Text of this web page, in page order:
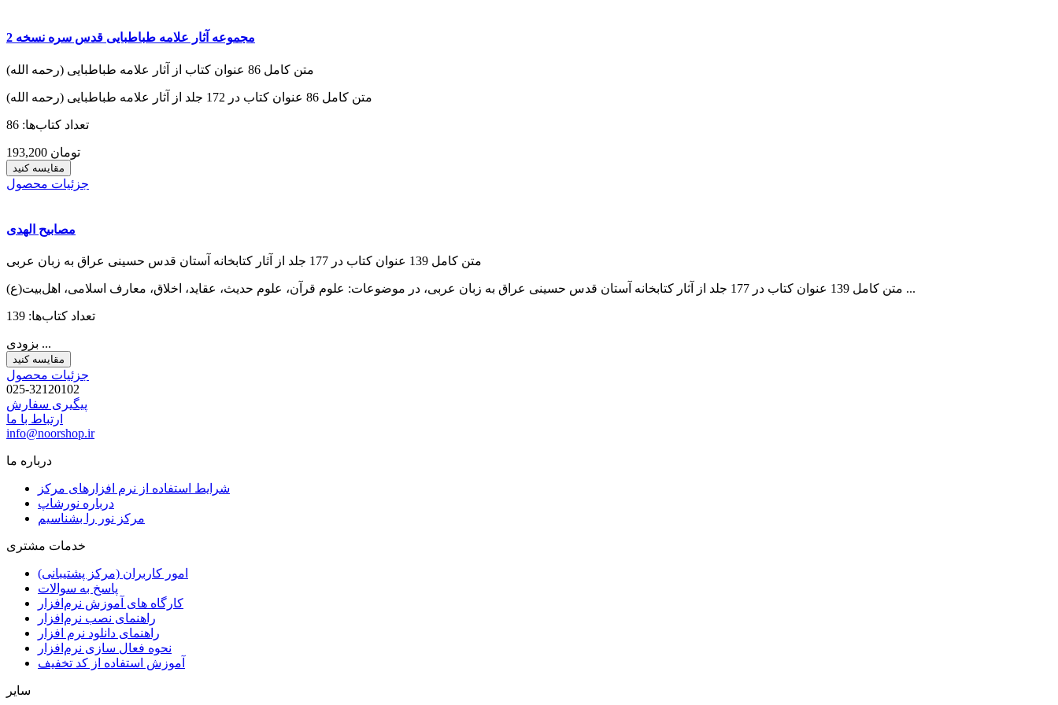
مجموعه آثار علامه طباطبایی قدس سره نسخه 2
متن کامل 86 عنوان کتاب از آثار علامه طباطبایی (رحمه الله)
متن کامل 86 عنوان کتاب در 172 جلد از آثار علامه طباطبایی (رحمه الله)
تعداد کتاب‌ها: 86
193,200 تومان
مقایسه کنید
جزئیات محصول
مصابیح الهدی
متن کامل 139 عنوان کتاب در 177 جلد از آثار کتابخانه آستان قدس حسینی عراق به زبان عربی
متن کامل 139 عنوان کتاب در 177 جلد از آثار کتابخانه آستان قدس حسینی عراق به زبان عربی، در موضوعات: علوم قرآن، علوم حدیث، عقاید، اخلاق، معارف اسلامی، اهل‌بیت(ع) ...
تعداد کتاب‌ها: 139
بزودی ...
مقایسه کنید
جزئیات محصول
025-32120102
پیگیری سفارش
ارتباط با ما
info@noorshop.ir
درباره ما
شرایط استفاده از نرم افزارهای مرکز
درباره نورشاپ
مرکز نور را بشناسیم
خدمات مشتری
امور کاربران (مرکز پشتیبانی)
پاسخ به سوالات
کارگاه های آموزش نرم‌افزار
راهنمای نصب نرم‌افزار
راهنمای دانلود نرم افزار
نحوه فعال سازی نرم‌افزار
آموزش استفاده از کد تخفیف
سایر